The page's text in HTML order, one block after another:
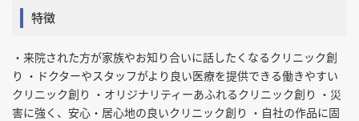
特徴
・来院された方が家族やお知り合いに話したくなるクリニック創
り ・ドクターやスタッフがより良い医療を提供できる働きやすい
クリニック創り ・オリジナリティーあふれるクリニック創り ・災
害に強く、安心・居心地の良いクリニック創り ・自社の作品に固